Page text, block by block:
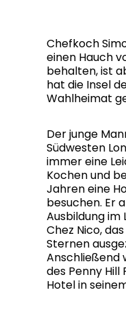
Chefkoch
einen Hauch
behalten, ist
hat die Insel
Wahlheimat
Der junge
Südwesten
immer eine
Kochen und
Jahren eine
besuchen. Er
Ausbildung im
Chez Nico,
Sternen
Anschließend
des Penny
Hotel in